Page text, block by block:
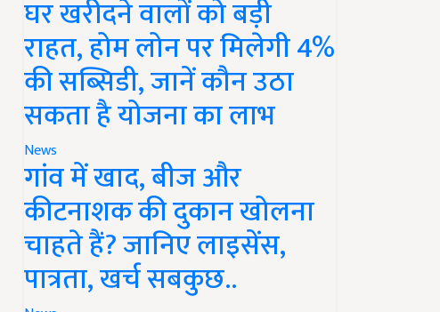
घर खरीदने वालों को बड़ी
राहत, होम लोन पर मिलेगी 4%
की सब्सिडी, जानें कौन उठा
सकता है योजना का लाभ
News
गांव में खाद, बीज और
कीटनाशक की दुकान खोलना
चाहते हैं? जानिए लाइसेंस,
पात्रता, खर्च सबकुछ..